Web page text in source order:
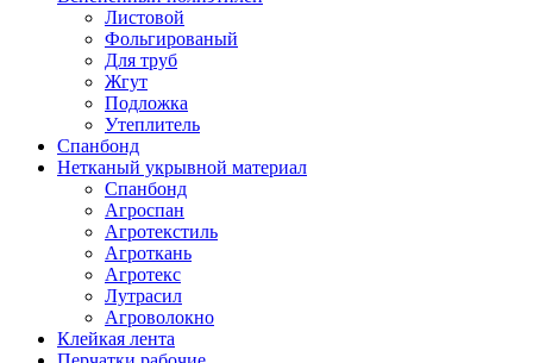
Листовой
Фольгированый
Для труб
Жгут
Подложка
Утеплитель
Спанбонд
Нетканый укрывной материал
Спанбонд
Агроспан
Агротекстиль
Агроткань
Агротекс
Лутрасил
Агроволокно
Клейкая лента